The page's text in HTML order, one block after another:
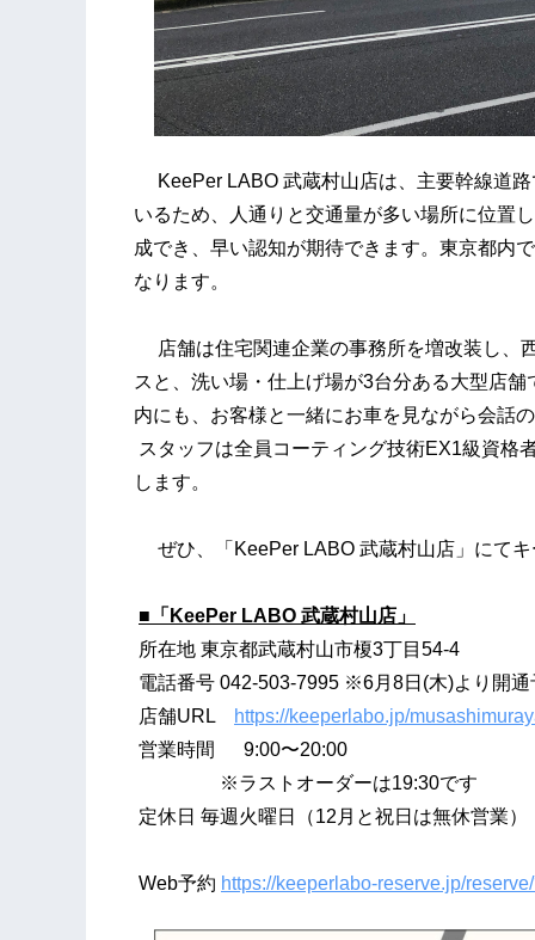
KeePer LABO 武蔵村山店は、主要幹線道
いるため、人通りと交通量が多い場所に位置
成でき、早い認知が期待できます。東京都内
なります。
店舗は住宅関連企業の事務所を増改装し、
スと、洗い場・仕上げ場が3台分ある大型店
内にも、お客様と一緒にお車を見ながら会話
スタッフは全員コーティング技術EX1級資格
します。
ぜひ、「KeePer LABO 武蔵村山店」にて
■「KeePer LABO 武蔵村山店」
所在地 東京都武蔵村山市榎3丁目54-4
電話番号 042-503-7995 ※6月8日(木)より開通
店舗URL
https://keeperlabo.jp/
営業時間 9:00〜20:00
※ラストオーダーは19:30です
定休日 毎週火曜日（12月と祝日は無休営業）
Web予約 https://keeperlabo-reserve.jp/